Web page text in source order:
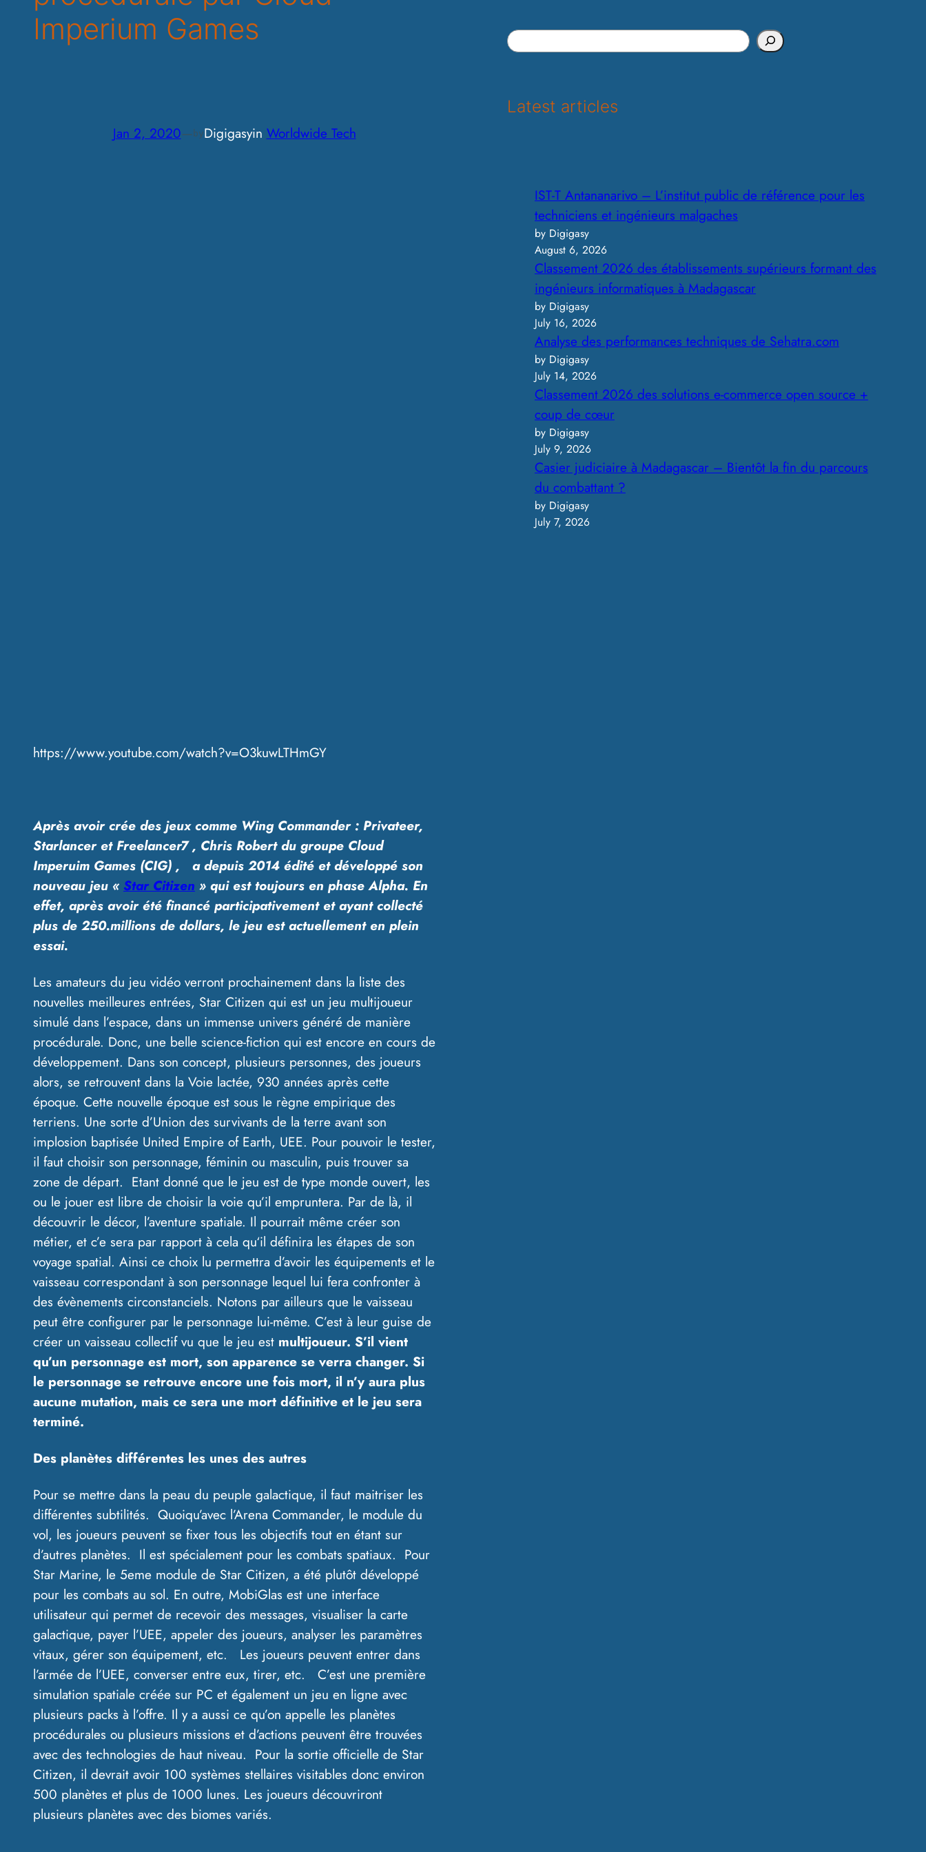
Imperium Games
Jan 2, 2020— byDigigasyin Worldwide Tech
https://www.youtube.com/watch?v=O3kuwLTHmGY
Après avoir crée des jeux comme Wing Commander : Privateer,
Starlancer et Freelancer7 , Chris Robert du groupe Cloud
Imperuim Games (CIG) , a depuis 2014 édité et développé son
nouveau jeu « Star Citizen » qui est toujours en phase Alpha. En
effet, après avoir été financé participativement et ayant collecté
plus de 250.millions de dollars, le jeu est actuellement en plein
essai.
Les amateurs du jeu vidéo verront prochainement dans la liste des
nouvelles meilleures entrées, Star Citizen qui est un jeu multijoueur
simulé dans l’espace, dans un immense univers généré de manière
procédurale. Donc, une belle science-fiction qui est encore en cours de
développement. Dans son concept, plusieurs personnes, des joueurs
alors, se retrouvent dans la Voie lactée, 930 années après cette
époque. Cette nouvelle époque est sous le règne empirique des
terriens. Une sorte d’Union des survivants de la terre avant son
implosion baptisée United Empire of Earth, UEE. Pour pouvoir le tester,
il faut choisir son personnage, féminin ou masculin, puis trouver sa
zone de départ. Etant donné que le jeu est de type monde ouvert, les
ou le jouer est libre de choisir la voie qu’il empruntera. Par de là, il
découvrir le décor, l’aventure spatiale. Il pourrait même créer son
métier, et c’e sera par rapport à cela qu‘il définira les étapes de son
voyage spatial. Ainsi ce choix lu permettra d’avoir les équipements et le
vaisseau correspondant à son personnage lequel lui fera confronter à
des évènements circonstanciels. Notons par ailleurs que le vaisseau
peut être configurer par le personnage lui-même. C’est à leur guise de
créer un vaisseau collectif vu que le jeu est multijoueur. S’il vient
qu’un personnage est mort, son apparence se verra changer. Si
le personnage se retrouve encore une fois mort, il n’y aura plus
aucune mutation, mais ce sera une mort définitive et le jeu sera
terminé.
Des planètes différentes les unes des autres
Pour se mettre dans la peau du peuple galactique, il faut maitriser les
différentes subtilités. Quoiqu’avec l’Arena Commander, le module du
vol, les joueurs peuvent se fixer tous les objectifs tout en étant sur
d’autres planètes. Il est spécialement pour les combats spatiaux. Pour
Star Marine, le 5eme module de Star Citizen, a été plutôt développé
pour les combats au sol. En outre, MobiGlas est une interface
utilisateur qui permet de recevoir des messages, visualiser la carte
galactique, payer l’UEE, appeler des joueurs, analyser les paramètres
vitaux, gérer son équipement, etc. Les joueurs peuvent entrer dans
l’armée de l’UEE, converser entre eux, tirer, etc. C’est une première
simulation spatiale créée sur PC et également un jeu en ligne avec
plusieurs packs à l’offre. Il y a aussi ce qu’on appelle les planètes
procédurales ou plusieurs missions et d’actions peuvent être trouvées
avec des technologies de haut niveau. Pour la sortie officielle de Star
Citizen, il devrait avoir 100 systèmes stellaires visitables donc environ
500 planètes et plus de 1000 lunes. Les joueurs découvriront
plusieurs planètes avec des biomes variés.
S
r
c
Latest articles
IST-T Antananarivo – L’institut public de référence pour les
techniciens et ingénieurs malgaches
by Digigasy
August 6, 2026
Classement 2026 des établissements supérieurs formant des
ingénieurs informatiques à Madagascar
by Digigasy
July 16, 2026
Analyse des performances techniques de Sehatra.com
by Digigasy
July 14, 2026
Classement 2026 des solutions e-commerce open source +
coup de cœur
by Digigasy
July 9, 2026
Casier judiciaire à Madagascar – Bientôt la fin du parcours
du combattant ?
by Digigasy
July 7, 2026